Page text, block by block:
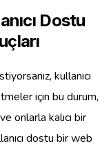
Dostu
kullanıcı
için bu durum,
onlarla kalıcı bir
dostu bir web